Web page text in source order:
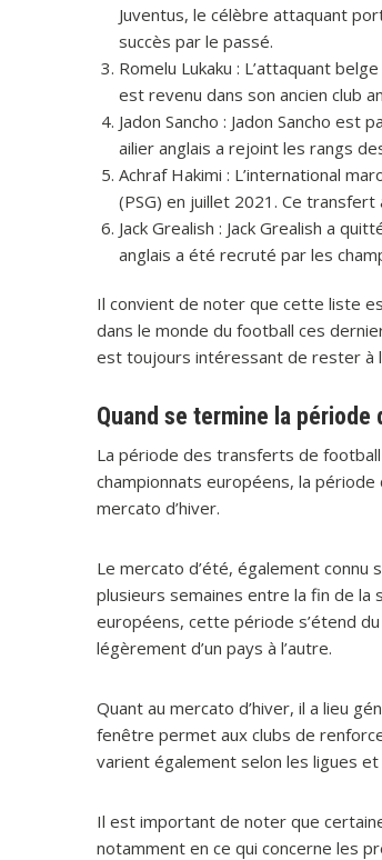
Juventus, le célèbre attaquant
succès par le passé.
Romelu Lukaku : L’attaquant
est revenu dans son ancien club
Jadon Sancho : Jadon Sancho
ailier anglais a rejoint les rangs
Achraf Hakimi : L’international
(PSG) en juillet 2021. Ce
Jack Grealish : Jack Grealish a
anglais a été recruté par les
Il convient de noter que cette liste
dans le monde du football ces
est toujours intéressant de rester à
Quand se termine la
La période des transferts de
championnats européens, la
mercato d’hiver.
Le mercato d’été, également
plusieurs semaines entre la fin de la
européens, cette période s’étend
légèrement d’un pays à l’autre.
Quant au mercato d’hiver, il a lieu
fenêtre permet aux clubs de
varient également selon les ligues et
Il est important de noter que
notamment en ce qui concerne les